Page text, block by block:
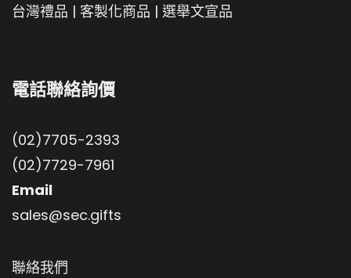
台灣禮品 | 客製化商品 | 選舉文宣品
電話聯絡詢價
(02)7705-2393
(02)7729-7961
Email
sales@sec.gifts
聯絡我們